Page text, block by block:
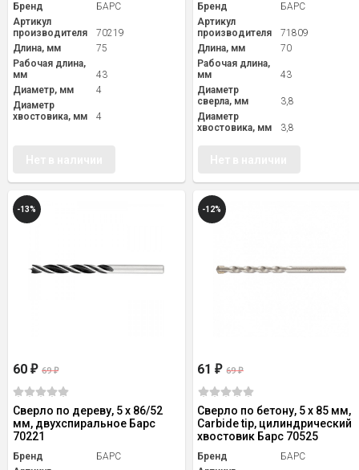
Бренд
БАРС
Артикул
производителя
70219
Длина, мм
75
Рабочая длина,
мм
43
Диаметр, мм
4
Диаметр
хвостовика, мм
4
Бренд
БАРС
Артикул
производителя
71809
Длина, мм
70
Рабочая длина,
мм
43
Диаметр
сверла, мм
3,8
Диаметр
хвостовика, мм
3,8
-13%
60 ₽ 69₽
Сверло по дереву, 5 х 86/52
мм, двухспиральное Барс
70221
Бренд
БАРС
-12%
61₽ 69₽
Сверло по бетону, 5 х 85 мм,
Carbide tip, цилиндрический
хвостовик Барс 70525
Бренд
БАРС